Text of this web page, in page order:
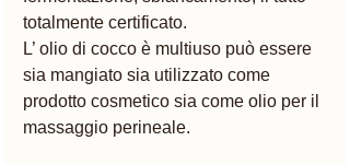
totalmente certificato.
L’ olio di cocco è multiuso può essere
sia mangiato sia utilizzato come
prodotto cosmetico sia come olio per il
massaggio perineale.